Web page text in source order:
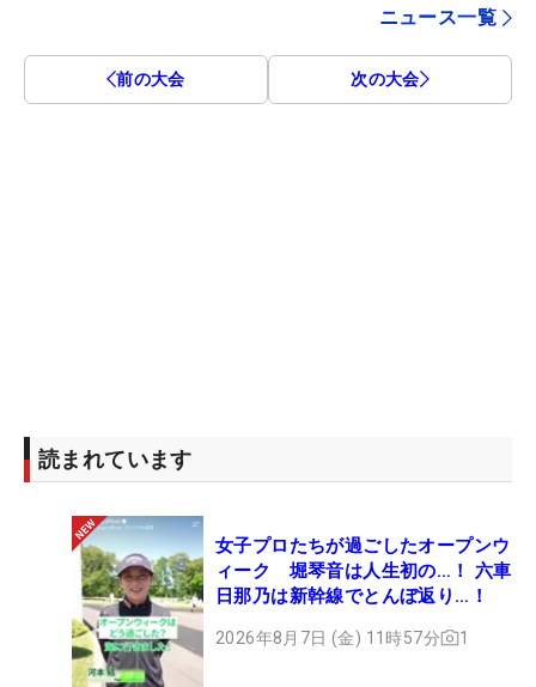
ニュース一覧
前の大会 次の大会
読まれています
女子プロたちが過ごしたオープンウ
ィーク 堀琴音は人生初の…！ 六車
日那乃は新幹線でとんぼ返り…！
2026年8月7日 (金) 11時57分 1